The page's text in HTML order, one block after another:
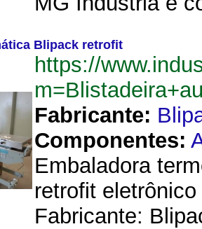
Blipack retrofit
https://
Fabricante:
Componentes:
Embaladora
retrofit
Fabricante: